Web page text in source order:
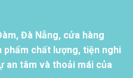
Đà Nẵng, cửa hàng
phẩm chất lượng, tiện nghi
an tâm và thoải mái của